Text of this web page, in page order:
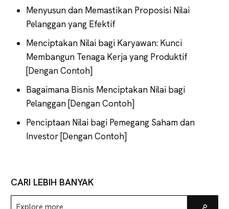
Menyusun dan Memastikan Proposisi Nilai
Pelanggan yang Efektif
Menciptakan Nilai bagi Karyawan: Kunci
Membangun Tenaga Kerja yang Produktif
[Dengan Contoh]
Bagaimana Bisnis Menciptakan Nilai bagi
Pelanggan [Dengan Contoh]
Penciptaan Nilai bagi Pemegang Saham dan
Investor [Dengan Contoh]
CARI LEBIH BANYAK
Explore